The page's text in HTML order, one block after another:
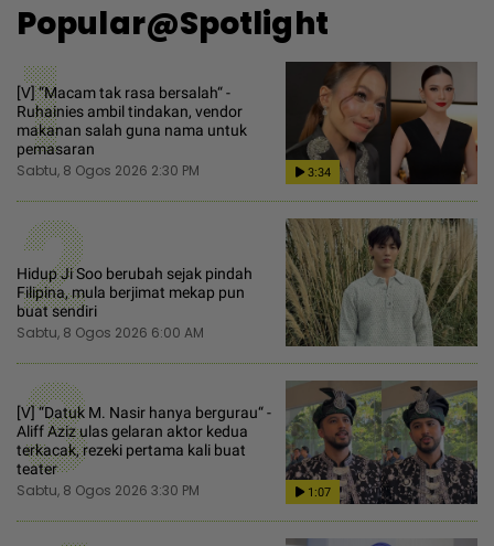
Popular@Spotlight
1
[V] “Macam tak rasa bersalah“ -
Ruhainies ambil tindakan, vendor
makanan salah guna nama untuk
pemasaran
Sabtu, 8 Ogos 2026 2:30 PM 3:34
2
Hidup Ji Soo berubah sejak pindah
Filipina, mula berjimat mekap pun
buat sendiri
Sabtu, 8 Ogos 2026 6:00 AM
3
[V] “Datuk M. Nasir hanya bergurau“ -
Aliff Aziz ulas gelaran aktor kedua
terkacak, rezeki pertama kali buat
teater
Sabtu, 8 Ogos 2026 3:30 PM 1:07